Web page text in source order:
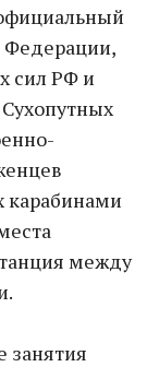
Федерации,
сил РФ и
карабинами
между
занятия